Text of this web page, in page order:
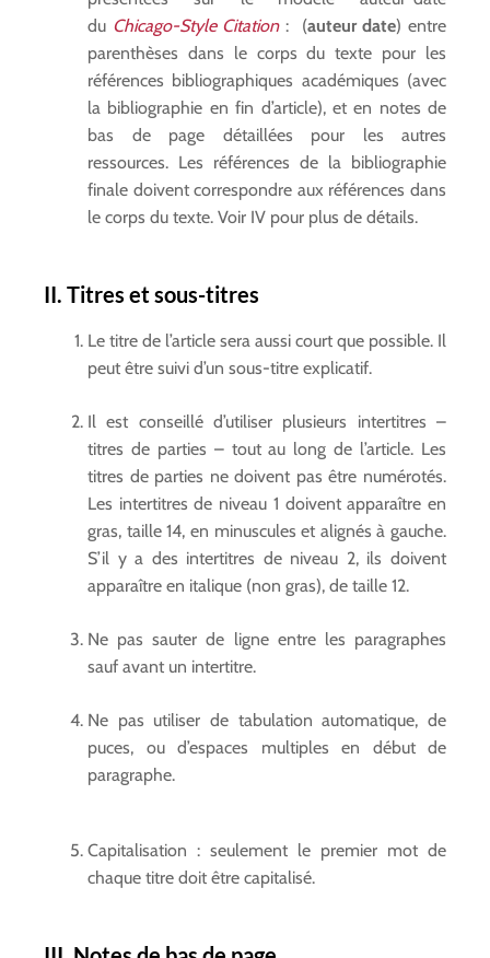
du Chicago-Style Citation : (auteur date) entre
parenthèses dans le corps du texte pour les
références bibliographiques académiques (avec
la bibliographie en fin d’article), et en notes de
bas de page détaillées pour les autres
ressources. Les références de la bibliographie
finale doivent correspondre aux références dans
le corps du texte. Voir IV pour plus de détails.
II. Titres et sous-titres
Le titre de l’article sera aussi court que possible. Il
peut être suivi d’un sous-titre explicatif.
Il est conseillé d’utiliser plusieurs intertitres –
titres de parties – tout au long de l’article. Les
titres de parties ne doivent pas être numérotés.
Les intertitres de niveau 1 doivent apparaître en
gras, taille 14, en minuscules et alignés à gauche.
S’il y a des intertitres de niveau 2, ils doivent
apparaître en italique (non gras), de taille 12.
Ne pas sauter de ligne entre les paragraphes
sauf avant un intertitre.
Ne pas utiliser de tabulation automatique, de
puces, ou d’espaces multiples en début de
paragraphe.
Capitalisation : seulement le premier mot de
chaque titre doit être capitalisé.